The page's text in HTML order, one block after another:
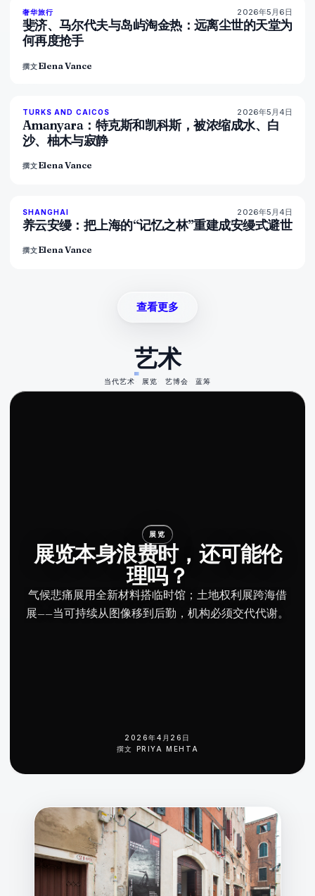
84% 76
奢华旅行 2026年5月6日
斐济、马尔代夫与岛屿淘金热：远离尘世的天堂为
何再度抢手
撰文Elena Vance
96% 61
TURKS AND CAICOS 2026年5月4日
Amanyara：特克斯和凯科斯，被浓缩成水、白
沙、柚木与寂静
撰文Elena Vance
96% 77
SHANGHAI 2026年5月4日
养云安缦：把上海的“记忆之林”重建成安缦式避世
撰文Elena Vance
查看更多
艺术
当代艺术 展览 艺博会 蓝筹
展览
展览本身浪费时，还可能伦
理吗？
气候悲痛展用全新材料搭临时馆；土地权利展跨海借
展——当可持续从图像移到后勤，机构必须交代代谢。
2026年4月26日
撰文 PRIYA MEHTA